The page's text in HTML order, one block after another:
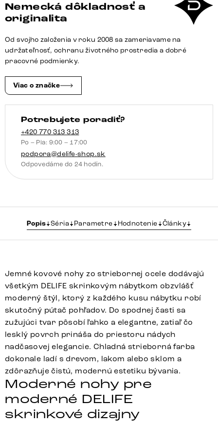
cm
kov
strieborná
(sada
4
Nemecká dôkladnosť a
originalita
Od svojho založenia v roku 2008 sa zameriavame na
udržateľnosť, ochranu životného prostredia a dobré
pracovné podmienky.
Viac o značke
Potrebujete poradiť?
+420 770 313 313
Po – Pia: 9:00 – 17:00
podpora@delife-shop.sk
Odpovedáme do 24 hodín.
Popis Séria Parametre Hodnotenie Články
Jemné kovové nohy zo striebornej ocele dodávajú
všetkým DELIFE skrinkovým nábytkom obzvlášť
moderný štýl, ktorý z každého kusu nábytku robí
skutočný pútač pohľadov. Do spodnej časti sa
zužujúci tvar pôsobí ľahko a elegantne, zatiaľ čo
lesklý povrch prináša do priestoru nádych
nadčasovej elegancie. Chladná strieborná farba
dokonale ladí s drevom, lakom alebo sklom a
zdôrazňuje čistú, modernú estetiku bývania.
Moderné nohy pre
moderné DELIFE
skrinkové dizajny